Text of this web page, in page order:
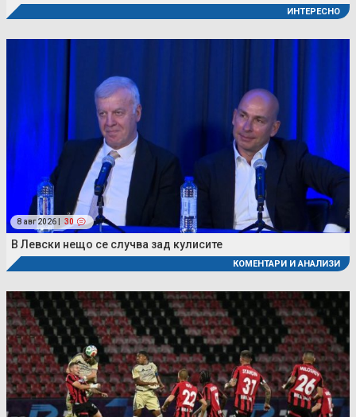
ИНТЕРЕСНО
8 авг 2026 | 30
В Левски нещо се случва зад кулисите
КОМЕНТАРИ И АНАЛИЗИ